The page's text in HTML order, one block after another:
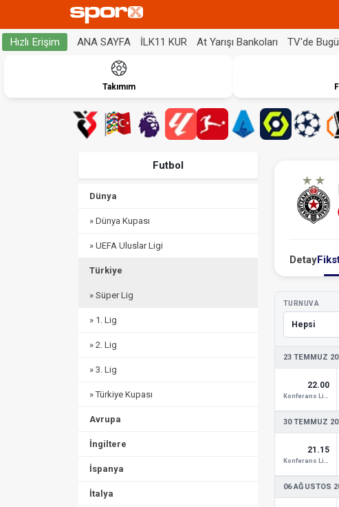
Hızlı Erişim ANA SAYFA İLK11 KUR At Yarışı Bankoları TV'de
Takımım
Futbol
Dünya
» Dünya Kupası
» UEFA Uluslar Ligi
Türkiye
» Süper Lig
» 1. Lig
» 2. Lig
» 3. Lig
» Türkiye Kupası
Avrupa
İngiltere
İspanya
İtalya
Detay
TURNUVA
23 TEMMUZ
22.00
30 TEMMUZ
21.15
06 AĞUSTOS